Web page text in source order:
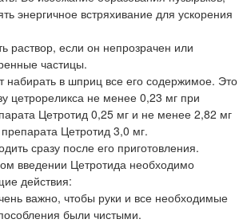
энергичное встряхивание для ускорения
раствор, если он непрозрачен или
частицы.
набирать в шприц все его содержимое. Это
цетрореликса не менее 0,23 мг при
Цетротид 0,25 мг и не менее 2,82 мг
Цетротид 3,0 мг.
сразу после его приготовления.
введении Цетротида необходимо
действия:
важно, чтобы руки и все необходимые
были чистыми.